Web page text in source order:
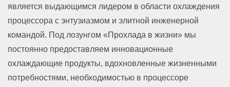
является выдающимся лидером в области охлаждения
процессора с энтузиазмом и элитной инженерной
командой. Под лозунгом «Прохлада в жизни» мы
постоянно предоставляем инновационные
охлаждающие продукты, вдохновленные жизненными
потребностями, необходимостью в процессоре